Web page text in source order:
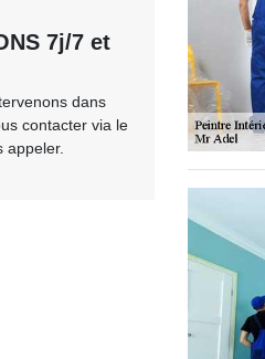
7j/7 et
dans
contacter via le
appeler.